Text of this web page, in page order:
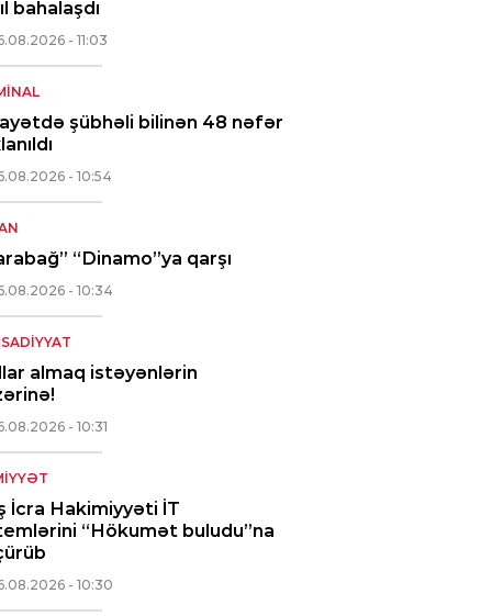
bahalaşdı
- 11:03
şübhəli bilinən 48 nəfər
- 10:54
“Dinamo”ya qarşı
- 10:34
almaq istəyənlərin
- 10:31
İcra Hakimiyyəti İT
“Hökumət buludu”na
- 10:30